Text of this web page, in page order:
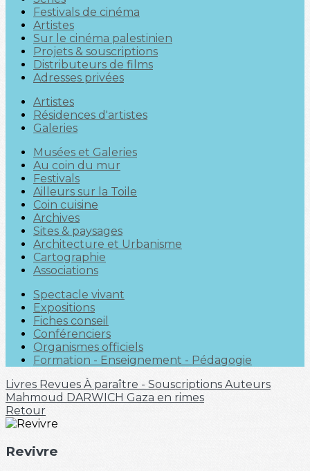
Festivals de cinéma
Artistes
Sur le cinéma palestinien
Projets & souscriptions
Distributeurs de films
Adresses privées
Artistes
Résidences d'artistes
Galeries
Musées et Galeries
Au coin du mur
Festivals
Ailleurs sur la Toile
Coin cuisine
Archives
Sites & paysages
Architecture et Urbanisme
Cartographie
Associations
Spectacle vivant
Expositions
Fiches conseil
Conférenciers
Organismes officiels
Formation - Enseignement - Pédagogie
Livres Revues À paraître - Souscriptions Auteurs
Mahmoud DARWICH Gaza en rimes
Retour
Revivre